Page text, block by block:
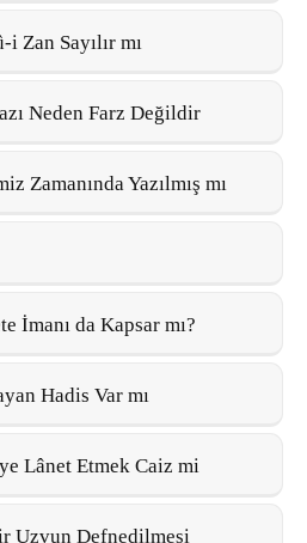
Zan Sayılır mı
Neden Farz Değildir
Zamanında Yazılmış mı
İmanı da Kapsar mı?
Hadis Var mı
Lânet Etmek Caiz mi
Uzvun Defnedilmesi